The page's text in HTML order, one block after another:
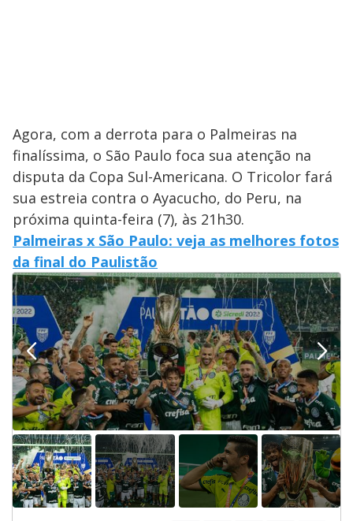
Agora, com a derrota para o Palmeiras na
finalíssima, o São Paulo foca sua atenção na
disputa da Copa Sul-Americana. O Tricolor fará
sua estreia contra o Ayacucho, do Peru, na
próxima quinta-feira (7), às 21h30.
Palmeiras x São Paulo: veja as melhores fotos
da final do Paulistão